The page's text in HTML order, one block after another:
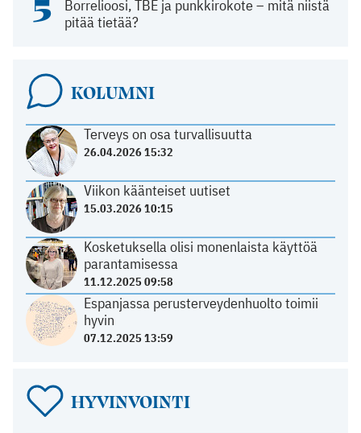
Borrelioosi, TBE ja punkkirokote – mitä niistä
pitää tietää?
KOLUMNI
Terveys on osa turvallisuutta
26.04.2026 15:32
Viikon käänteiset uutiset
15.03.2026 10:15
Kosketuksella olisi monenlaista käyttöä
parantamisessa
11.12.2025 09:58
Espanjassa perusterveydenhuolto toimii
hyvin
07.12.2025 13:59
HYVINVOINTI